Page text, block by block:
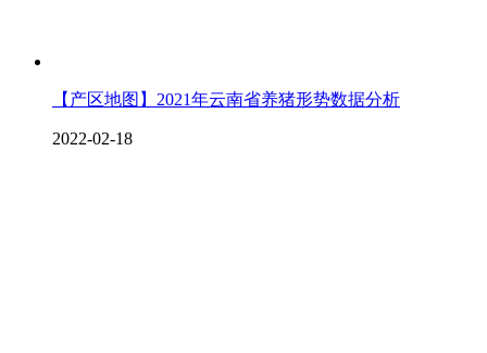
【产区地图】2021年云南省养猪形势数据分析
2022-02-18